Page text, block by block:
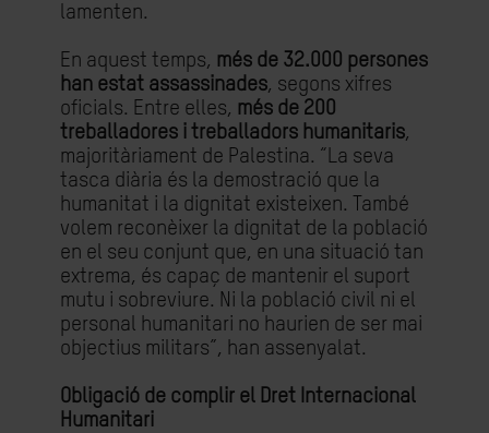
lamenten.
En aquest temps, més de 32.000 persones
han estat assassinades, segons xifres
oficials. Entre elles, més de 200
treballadores i treballadors humanitaris,
majoritàriament de Palestina. “La seva
tasca diària és la demostració que la
humanitat i la dignitat existeixen. També
volem reconèixer la dignitat de la població
en el seu conjunt que, en una situació tan
extrema, és capaç de mantenir el suport
mutu i sobreviure. Ni la població civil ni el
personal humanitari no haurien de ser mai
objectius militars”, han assenyalat.
Obligació de complir el Dret Internacional
Humanitari